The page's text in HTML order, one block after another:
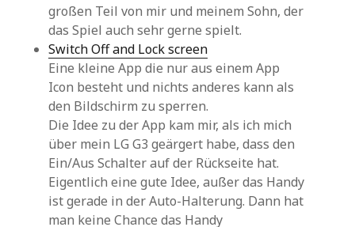
großen Teil von mir und meinem Sohn, der
das Spiel auch sehr gerne spielt.
Switch Off and Lock screen
Eine kleine App die nur aus einem App
Icon besteht und nichts anderes kann als
den Bildschirm zu sperren.
Die Idee zu der App kam mir, als ich mich
über mein LG G3 geärgert habe, dass den
Ein/Aus Schalter auf der Rückseite hat.
Eigentlich eine gute Idee, außer das Handy
ist gerade in der Auto-Halterung. Dann hat
man keine Chance das Handy